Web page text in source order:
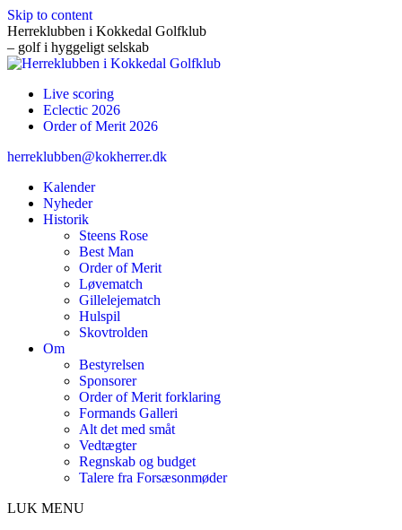
Skip to content
Herreklubben i Kokkedal Golfklub
– golf i hyggeligt selskab
Live scoring
Eclectic 2026
Order of Merit 2026
herreklubben@kokherrer.dk
Kalender
Nyheder
Historik
Steens Rose
Best Man
Order of Merit
Løvematch
Gillelejematch
Hulspil
Skovtrolden
Om
Bestyrelsen
Sponsorer
Order of Merit forklaring
Formands Galleri
Alt det med småt
Vedtægter
Regnskab og budget
Talere fra Forsæsonmøder
LUK MENU